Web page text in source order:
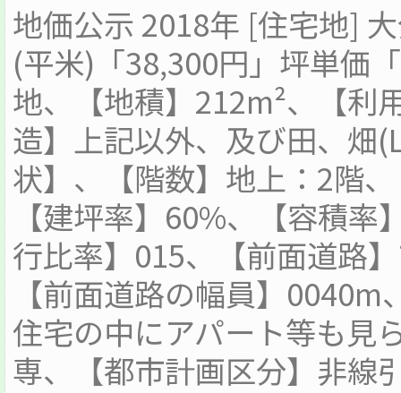
地価公示 2018年 [住宅地]
(平米)「38,300円」坪単価
地、【地積】212m²、【利
造】上記以外、及び田、畑
状】、【階数】地上：2階
【建坪率】60%、【容積
行比率】015、【前面道路
【前面道路の幅員】
住宅の中にアパート等も見
専、【都市計画区分】非線